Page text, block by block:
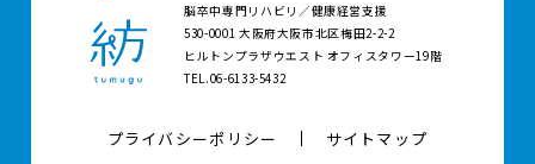
脳卒中専門リハビリ／健康経営支援
530-0001 大阪府大阪市北区梅田2-2-2
ヒルトンプラザウエスト オフィスタワー19階
TEL.06-6133-5432
プライバシーポリシー サイトマップ